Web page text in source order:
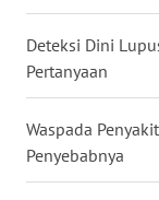
Deteksi Dini
Pertanyaan
Waspada
Penyebabnya
WN